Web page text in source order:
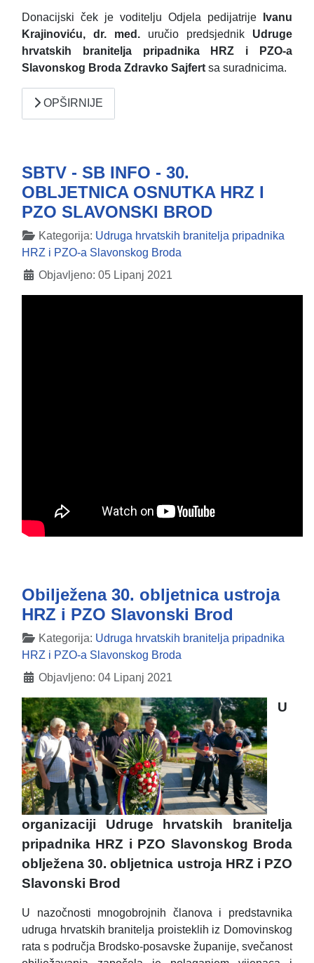
Donacijski ček je voditelju Odjela pedijatrije
Ivanu
Krajinoviću, dr. med. uručio predsjednik Udruge
hrvatskih branitelja pripadnika HRZ i PZO-a
Slavonskog Broda Zdravko Sajfert sa suradnicima.
OPŠIRNIJE
SBTV - SB INFO - 30.
OBLJETNICA OSNUTKA HRZ I
PZO SLAVONSKI BROD
DetaljiKategorija: Udruga hrvatskih branitelja pripadnika
HRZ i PZO-a Slavonskog Broda
Objavljeno: 05 Lipanj 2021
Obilježena 30. obljetnica ustroja
HRZ i PZO Slavonski Brod
DetaljiKategorija: Udruga hrvatskih branitelja pripadnika
HRZ i PZO-a Slavonskog Broda
Objavljeno: 04 Lipanj 2021
U
organizaciji Udruge hrvatskih branitelja
pripadnika HRZ i PZO Slavonskog Broda
oblježena 30. obljetnica ustroja HRZ i PZO
Slavonski Brod
U nazočnosti mnogobrojnih članova i predstavnika
udruga hrvatskih branitelja proisteklih iz Domovinskog
rata s područja Brodsko-posavske županije, svečanost